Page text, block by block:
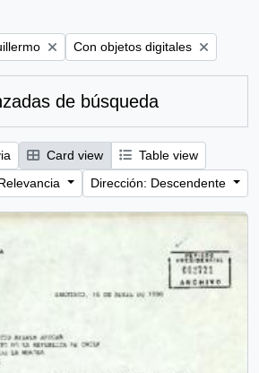
Remove filter:
Con objetos digitales
de búsqueda
Card view
Table view
Dirección: Descendente